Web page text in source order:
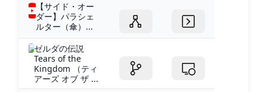
【サイド・オー
ダー】パラシェ
ルター（傘）...
ゼルダの伝説
Tears of the
Kingdom （ティ
アーズ オブ ザ ...